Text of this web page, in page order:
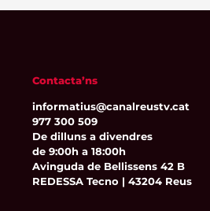
Contacta’ns
informatius@canalreustv.cat
977 300 509
De dilluns a divendres
de 9:00h a 18:00h
Avinguda de Bellissens 42 B
REDESSA Tecno | 43204 Reus